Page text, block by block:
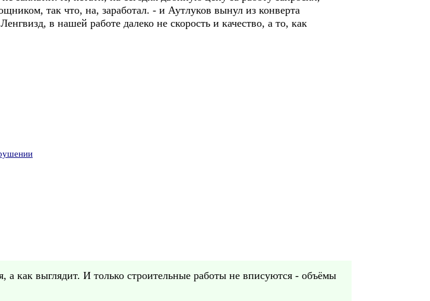
так что, на, заработал. - и Аутлуков вынул из конверта
в нашей работе далеко не скорость и качество, а то, как
а как выглядит. И только строительные работы не вписуются - объёмы